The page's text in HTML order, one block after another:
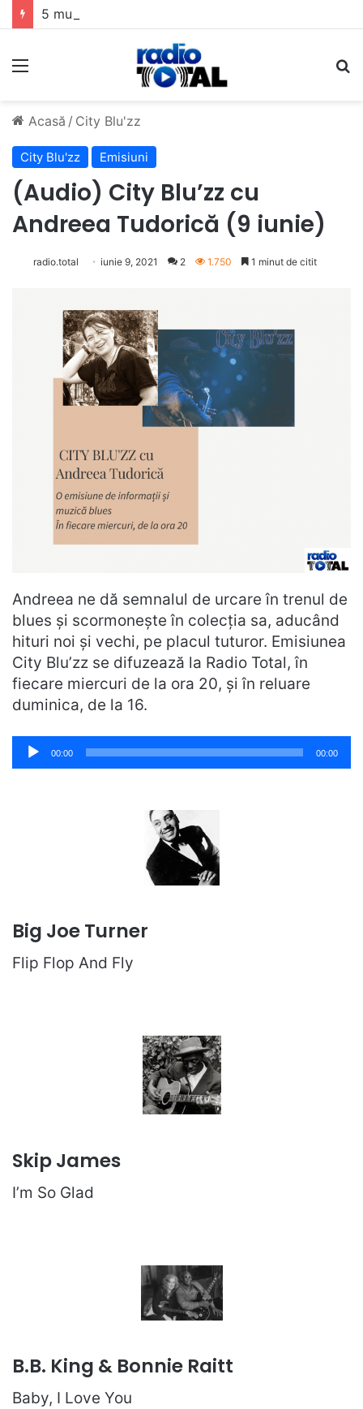
Meniu
Acasă / City Blu'zz
City Blu'zz Emisiuni
(Audio) City Blu’zz cu
Andreea Tudorică (9 iunie)
radio.total iunie 9, 2021 2 1.750 1 minut de citit
Andreea ne dă semnalul de urcare în trenul de
blues și scormonește în colecția sa, aducând
hituri noi și vechi, pe placul tuturor. Emisiunea
City Blu’zz se difuzează la Radio Total, în
fiecare miercuri de la ora 20, și în reluare
duminica, de la 16.
Player
audio
00:00 00:00
Big Joe Turner
Flip Flop And Fly
Skip James
I’m So Glad
B.B. King & Bonnie Raitt
Baby, I Love You